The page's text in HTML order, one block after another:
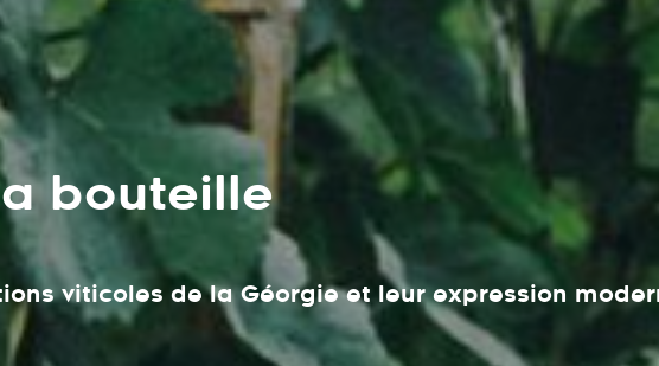
bouteille
viticoles de la Géorgie et leur expression